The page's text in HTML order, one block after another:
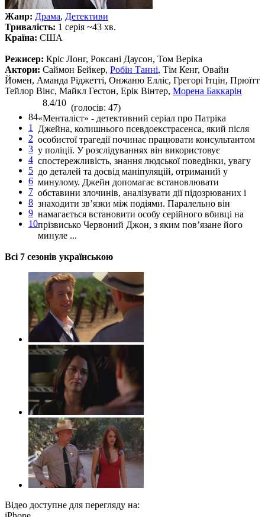
Жанр: Драма, Детективи
Тривалість: 1 серія ~43 хв.
Країна: США
Режисер: Кріс Лонг, Роксані Даусон, Том Веріка
Актори: Саймон Бейкер, Робін Танні, Тім Кенг, Овайн
Йомен, Аманда Ріджетті, Онжаню Елліс, Грегорі Ітцін, Прюїтт
Тейлор Вінс, Майкл Гестон, Ерік Вінтер, Морена Баккарін
84
1
2
3
4
5
6
7
8
9
10
8.4/10 (голосів: 47)
«Менталіст» - детективний серіал про Патріка
Джейна, колишнього псевдоекстрасенса, який після
особистої трагедії починає працювати консультантом
у поліції. У розслідуваннях він використовує
спостережливість, знання людської поведінки, увагу
до деталей та досвід маніпуляцій, отриманий у
минулому. Джейн допомагає встановлювати
обставини злочинів, аналізувати дії підозрюваних і
знаходити зв’язки між подіями. Паралельно він
намагається встановити особу серійного вбивці на
прізвисько Червоний Джон, з яким пов’язане його
минуле ...
Всі 7 сезонів українською
Відео доступне для перегляду на: